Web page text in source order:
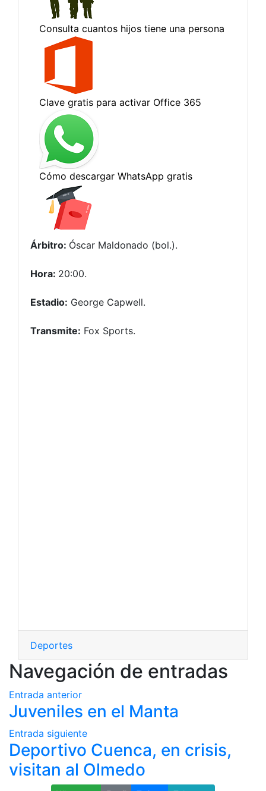
Árbitro: Óscar Maldonado (bol.).
Hora: 20:00.
Estadio: George Capwell.
Transmite: Fox Sports.
Deportes
Navegación de entradas
Entrada anterior
Juveniles en el Manta
Entrada siguiente
Deportivo Cuenca, en crisis,
visitan al Olmedo